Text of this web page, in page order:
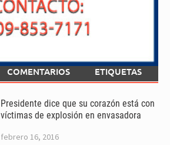
COMENTARIOS ETIQUETAS
Presidente dice que su corazón está con
víctimas de explosión en envasadora
febrero 16, 2016